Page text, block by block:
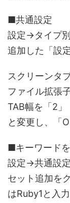
■共通設定
設定→タイプ
追加した「設
スクリーンタ
ファイル拡張
TAB幅を「2」
と変更し、「
■キーワード
設定→共通設
セット追加を
はRuby1と入力